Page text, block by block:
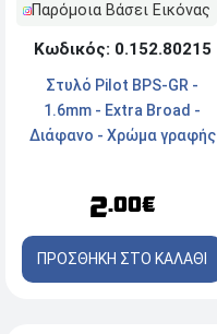
Παρόμοια Βάσει Εικόνας
Κωδικός: 0.152.80215
Στυλό Pilot BPS-GR -
1.6mm - Extra Broad -
Διάφανο - Χρώμα γραφής
2.00€
ΠΡΟΣΘΗΚΗ ΣΤΟ ΚΑΛΑΘΙ